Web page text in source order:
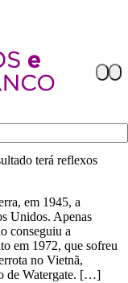
terá reflexos
em 1945, a
Unidos. Apenas
conseguiu a
em 1972, que sofreu
no Vietnã,
de Watergate. […]